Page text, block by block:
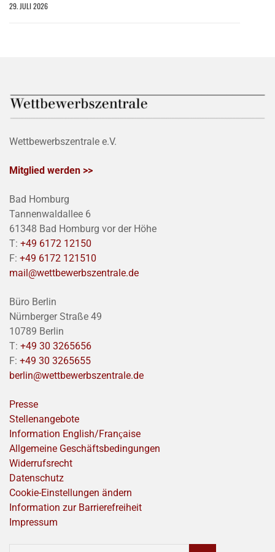
29. JULI 2026
Wettbewerbszentrale e.V.
Mitglied werden >>
Bad Homburg
Tannenwaldallee 6
61348 Bad Homburg vor der Höhe
T: +49 6172 12150
F: +49 6172 121510
mail@wettbewerbszentrale.de
Büro Berlin
Nürnberger Straße 49
10789 Berlin
T: +49 30 3265656
F: +49 30 3265655
berlin@wettbewerbszentrale.de
Presse
Stellenangebote
Information English/Franҫaise
Allgemeine Geschäftsbedingungen
Widerrufsrecht
Datenschutz
Cookie-Einstellungen ändern
Information zur Barrierefreiheit
Impressum